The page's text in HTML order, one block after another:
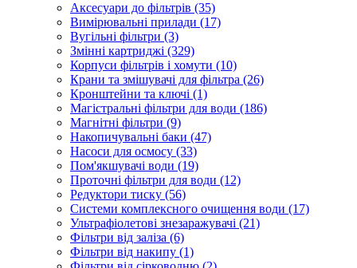
Аксесуари до фільтрів (35)
Вимірювальні прилади (17)
Вугільні фільтри (3)
Змінні картриджі (329)
Корпуси фільтрів і хомути (10)
Крани та змішувачі для фільтра (26)
Кронштейни та ключі (1)
Магістральні фільтри для води (186)
Магнітні фільтри (9)
Накопичувальні баки (47)
Насоси для осмосу (33)
Пом'якшувачі води (19)
Проточні фільтри для води (12)
Редуктори тиску (56)
Системи комплексного очищення води (17)
Ультрафіолетові знезаражувачі (21)
Фільтри від заліза (6)
Фільтри від накипу (1)